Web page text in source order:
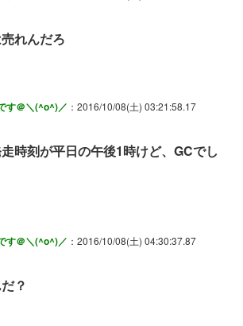
れんだろ
す＠＼(^o^)／ ：2016/10/08(土) 03:21:58.17
時刻が平日の午後1時けど、GCでし
す＠＼(^o^)／ ：2016/10/08(土) 04:30:37.87
？